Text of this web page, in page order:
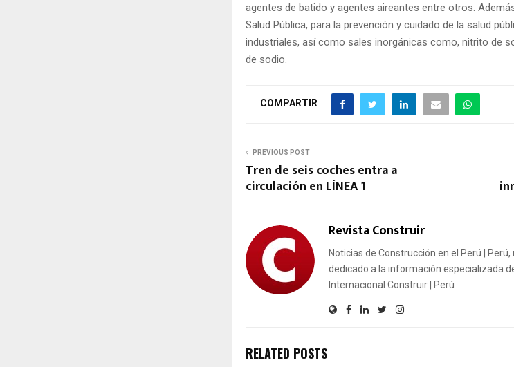
agentes de batido y agentes aireantes entre otros.
Salud Pública, para la prevención y cuidado de la salud
industriales, así como sales inorgánicas como, nitrito de
de sodio.
COMPARTIR
PREVIOUS POST
Tren de seis coches entra a
circulación en LÍNEA 1
Revista Construir
Noticias de Construcción en el Perú |
dedicado a la información especializada
Internacional Construir | Perú
RELATED POSTS